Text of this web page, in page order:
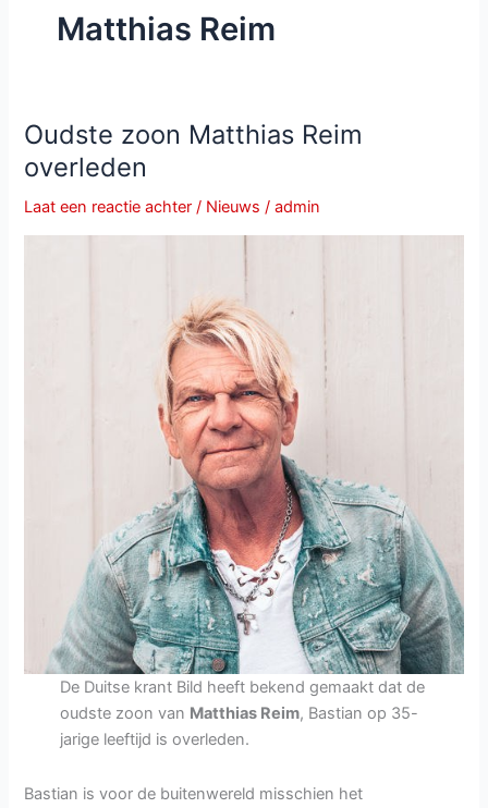
Matthias Reim
Oudste zoon Matthias Reim
overleden
Laat een reactie achter / Nieuws /admin
De Duitse krant Bild heeft bekend gemaakt dat de
oudste zoon van Matthias Reim, Bastian op 35-
jarige leeftijd is overleden.
Bastian is voor de buitenwereld misschien het